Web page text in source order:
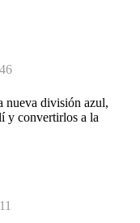
nueva división azul,
y convertirlos a la